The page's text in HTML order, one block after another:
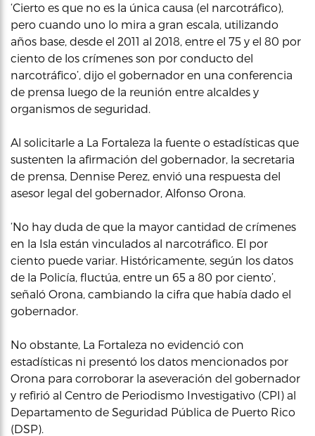
‘Cierto es que no es la única causa (el narcotráfico),
pero cuando uno lo mira a gran escala, utilizando
años base, desde el 2011 al 2018, entre el 75 y el 80 por
ciento de los crímenes son por conducto del
narcotráfico’, dijo el gobernador en una conferencia
de prensa luego de la reunión entre alcaldes y
organismos de seguridad.
Al solicitarle a La Fortaleza la fuente o estadísticas que
sustenten la afirmación del gobernador, la secretaria
de prensa, Dennise Perez, envió una respuesta del
asesor legal del gobernador, Alfonso Orona.
‘No hay duda de que la mayor cantidad de crímenes
en la Isla están vinculados al narcotráfico. El por
ciento puede variar. Históricamente, según los datos
de la Policía, fluctúa, entre un 65 a 80 por ciento’,
señaló Orona, cambiando la cifra que había dado el
gobernador.
No obstante, La Fortaleza no evidenció con
estadísticas ni presentó los datos mencionados por
Orona para corroborar la aseveración del gobernador
y refirió al Centro de Periodismo Investigativo (CPI) al
Departamento de Seguridad Pública de Puerto Rico
(DSP).